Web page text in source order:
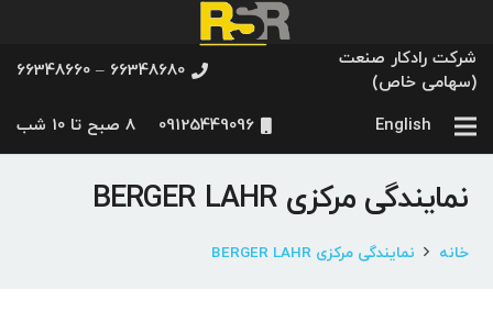
شرکت رادکار صنعت
(سهامی خاص)
66348680 – 66348660
English
09125449096 8 صبح تا 10 شب
نمایندگی مرکزی BERGER LAHR
خانه نمایندگی مرکزی BERGER LAHR